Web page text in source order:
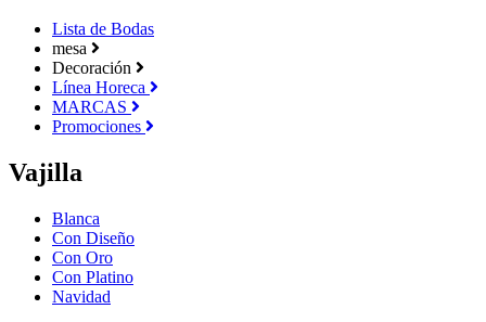
Lista de Bodas
mesa
Decoración
Línea Horeca
MARCAS
Promociones
Vajilla
Blanca
Con Diseño
Con Oro
Con Platino
Navidad